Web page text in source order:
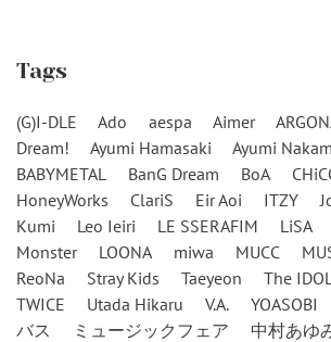
Tags
(G)I-DLE Ado aespa Aimer
Dream!
Ayumi Hamasaki
Ayumi
BABYMETAL
BanG Dream BoA
HoneyWorks
ClariS Eir Aoi ITZY
Kumi
Leo Ieiri LE SSERAFIM LiSA
Monster
LOONA miwa MUCC
ReoNa
Stray Kids Taeyeon
The
TWICE
Utada Hikaru V.A. YOASOBI
バス
ミュージックフェア 中村あゆ